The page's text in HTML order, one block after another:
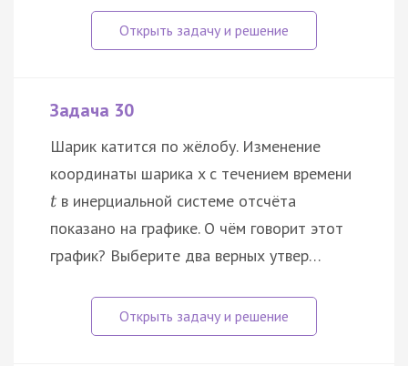
Задача 30
Шарик катится по жёлобу. Изменение
координаты шарика x с течением времени
t в инерциальной системе отсчёта
показано на графике. О чём говорит этот
график? Выберите два верных утвер…